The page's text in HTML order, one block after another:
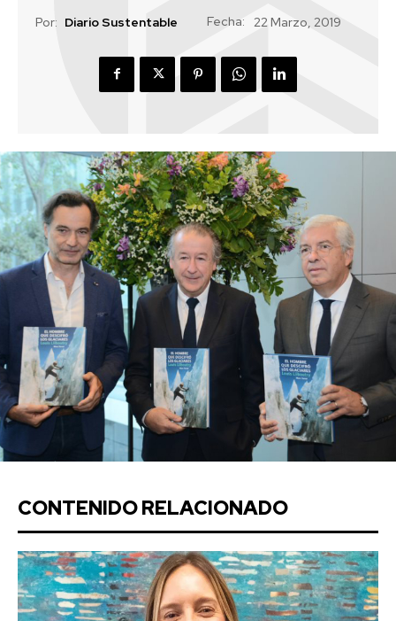
Por: Diario Sustentable Fecha: 22 Marzo, 2019
CONTENIDO RELACIONADO